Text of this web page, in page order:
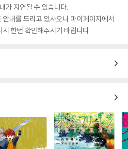
가 지연될 수 있습니다.
내를 드리고 있사오니 마이페이지에서
한번 확인해주시기 바랍니다.